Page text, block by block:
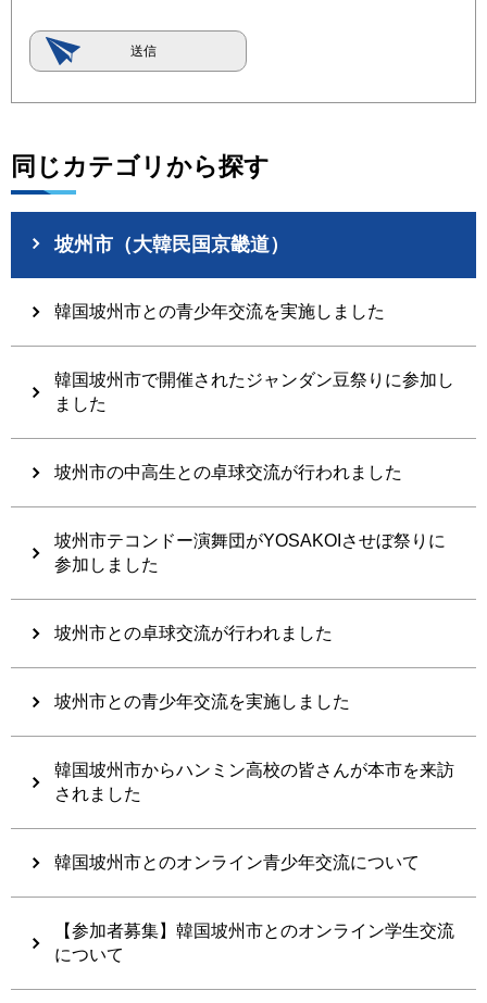
同じカテゴリから探す
坡州市（大韓民国京畿道）
韓国坡州市との青少年交流を実施しました
韓国坡州市で開催されたジャンダン豆祭りに参加し
ました
坡州市の中高生との卓球交流が行われました
坡州市テコンドー演舞団がYOSAKOIさせぼ祭りに
参加しました
坡州市との卓球交流が行われました
坡州市との青少年交流を実施しました
韓国坡州市からハンミン高校の皆さんが本市を来訪
されました
韓国坡州市とのオンライン青少年交流について
【参加者募集】韓国坡州市とのオンライン学生交流
について